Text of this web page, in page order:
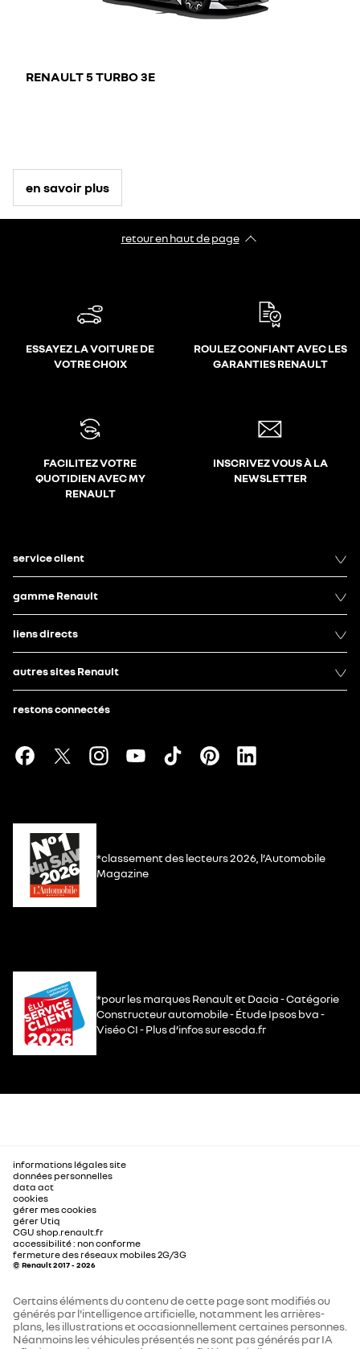
RENAULT 5 TURBO 3E
en savoir plus
retour en haut de page​
ESSAYEZ LA VOITURE DE
VOTRE CHOIX
ROULEZ CONFIANT AVEC LES
GARANTIES RENAULT
FACILITEZ VOTRE
QUOTIDIEN AVEC MY
RENAULT
INSCRIVEZ VOUS À LA
NEWSLETTER
service client
gamme Renault
liens directs
autres sites Renault
restons connectés
*classement des lecteurs 2026, l’Automobile
Magazine
*pour les marques Renault et Dacia - Catégorie
Constructeur automobile - Étude Ipsos bva -
Viséo CI - Plus d’infos sur escda.fr
informations légales site
données personnelles
data act
cookies
gérer mes cookies
gérer Utiq
CGU shop.renault.fr
accessibilité : non conforme
fermeture des réseaux mobiles 2G/3G
© Renault 2017 - 2026
Certains éléments du contenu de cette page sont modifiés ou
générés par l'intelligence artificielle, notamment les arrières-
plans, les illustrations et occasionnellement certaines personnes.
Néanmoins les véhicules présentés ne sont pas générés par IA